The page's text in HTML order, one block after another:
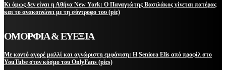
Κι όμως δεν είναι η Αθήνα New York: Ο Παναγιώτης Βασιλάκος γίνεται πατέρας
και το ανακοινώνει με τη σύντροφο του (pic)
ΟΜΟΡΦΙΑ & ΕΥΕΞΙΑ
Με κοντό αγορέ μαλλί και αγνώριστη εμφάνιση: Η Seniora Elis από προφίλ στο
YouTube στον κόσμο του OnlyFans (pics)